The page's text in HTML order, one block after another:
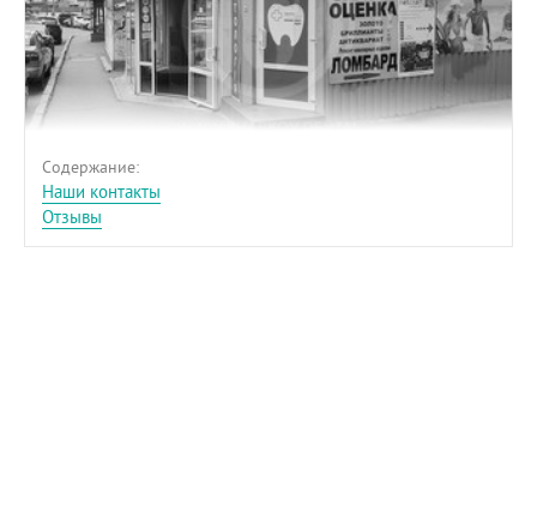
Содержание:
Наши контакты
Отзывы